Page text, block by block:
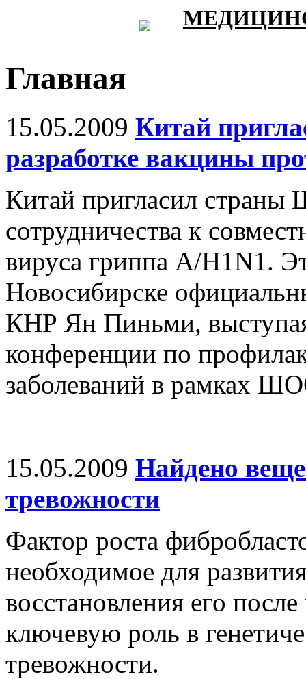
Главная
15.05.2009 Китай
разработке вакцины
Китай пригласил страны
сотрудничества к
вируса гриппа A/H1N1.
Новосибирске
КНР Ян Пиньми,
конференции по
заболеваний в рамках
15.05.2009 Найдено
тревожности
Фактор роста
необходимое для
восстановления его
ключевую роль в
тревожности.